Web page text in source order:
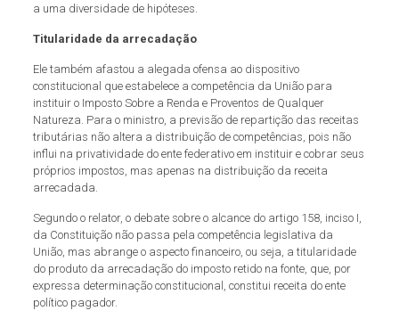
a uma diversidade de hipóteses.
Titularidade da arrecadação
Ele também afastou a alegada ofensa ao dispositivo
constitucional que estabelece a competência da União para
instituir o Imposto Sobre a Renda e Proventos de Qualquer
Natureza. Para o ministro, a previsão de repartição das receitas
tributárias não altera a distribuição de competências, pois não
influi na privatividade do ente federativo em instituir e cobrar seus
próprios impostos, mas apenas na distribuição da receita
arrecadada.
Segundo o relator, o debate sobre o alcance do artigo 158, inciso I,
da Constituição não passa pela competência legislativa da
União, mas abrange o aspecto financeiro, ou seja, a titularidade
do produto da arrecadação do imposto retido na fonte, que, por
expressa determinação constitucional, constitui receita do ente
político pagador.